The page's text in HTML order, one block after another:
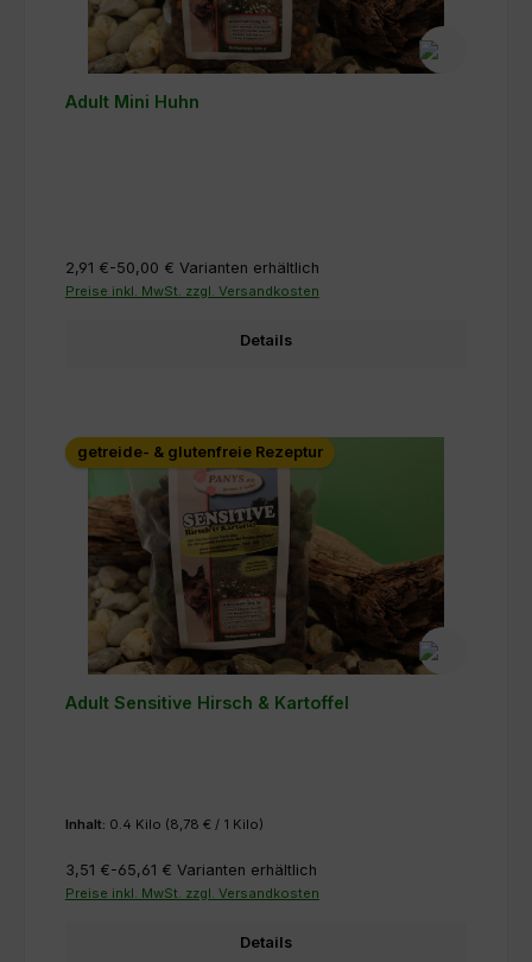
Adult Mini Huhn
2,91 €-50,00 € Varianten erhältlich
Preise inkl. MwSt. zzgl. Versandkosten
Details
getreide- & glutenfreie Rezeptur
Adult Sensitive Hirsch & Kartoffel
Inhalt: 0.4 Kilo (8,78 € / 1 Kilo)
3,51 €-65,61 € Varianten erhältlich
Preise inkl. MwSt. zzgl. Versandkosten
Details